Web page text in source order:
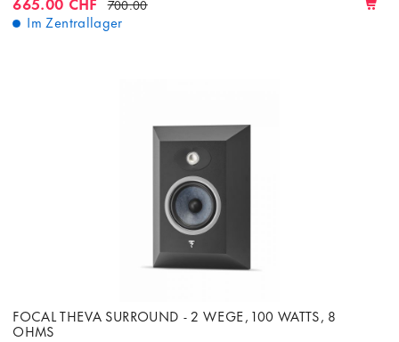
Im Zentrallager
FOCAL THEVA SURROUND - 2 WEGE, 100 WATTS, 8
OHMS